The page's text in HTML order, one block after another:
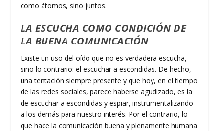
como átomos, sino juntos.
LA ESCUCHA COMO CONDICIÓN DE
LA BUENA COMUNICACIÓN
Existe un uso del oído que no es verdadera escucha,
sino lo contrario: el escuchar a escondidas. De hecho,
una tentación siempre presente y que hoy, en el tiempo
de las redes sociales, parece haberse agudizado, es la
de escuchar a escondidas y espiar, instrumentalizando
a los demás para nuestro interés. Por el contrario, lo
que hace la comunicación buena y plenamente humana